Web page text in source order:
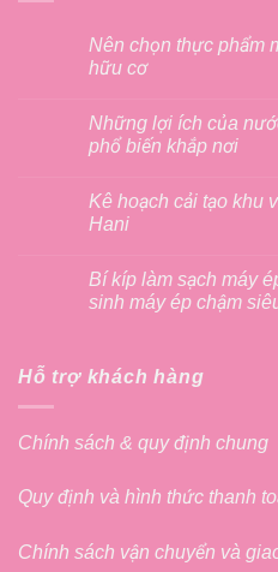
Nên chọn thực phẩm
hữu cơ
Những lợi ích của
phổ biến khắp nơi
Kê hoạch cải tạo khu
Hani
Bí kíp làm sạch máy
sinh máy ép chậm
Hỗ trợ khách hàng
Chính sách & quy định chung
Quy định và hình thức thanh
Chính sách vận chuyển và